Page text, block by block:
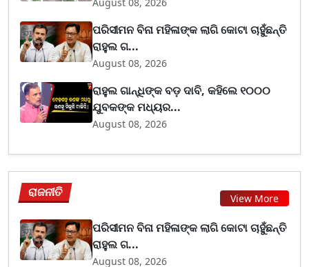
ପରିସୀମନ ବିନା ମହିଳାଙ୍କ ଲାଗି କୋଟା ଚାହୁଁଛନ୍ତି
ରାହୁଲ ଗ...
August 08, 2026
ରାହୁଲ ଗାନ୍ଧିଙ୍କ ବଡ଼ ଦାବି, କହିଲେ ୧୦୦୦
ଯୁବକଙ୍କ ମଧ୍ୟର...
August 08, 2026
ରାଜନୀତି View More
ପରିସୀମନ ବିନା ମହିଳାଙ୍କ ଲାଗି କୋଟା ଚାହୁଁଛନ୍ତି
ରାହୁଲ ଗ...
August 08, 2026